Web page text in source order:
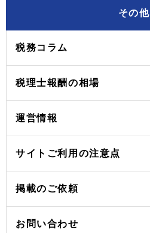
その他
税務コラム
税理士報酬の相場
運営情報
サイトご利用の注意点
掲載のご依頼
お問い合わせ